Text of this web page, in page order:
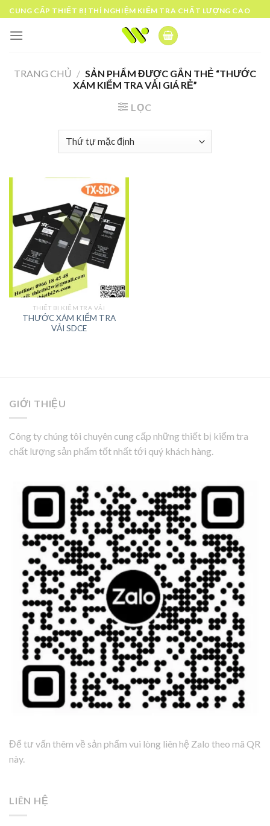
Skip
to
content
CUNG CẤP THIẾT BỊ THÍ NGHIỆM KIỂM TRA CHẤT LƯỢNG CAO
TRANG CHỦ / SẢN PHẨM ĐƯỢC GẮN THẺ “THƯỚC
XÁM KIỂM TRA VẢI GIÁ RẺ”
LỌC
THIẾT BỊ KIỂM TRA VẢI
THƯỚC XÁM KIỂM TRA
VẢI SDCE
GIỚI THIỆU
Công ty chúng tôi chuyên cung cấp những thiết bị kiểm tra
chất lượng sản phẩm tốt nhất tới quý khách hàng.
Để tư vấn thêm về sản phẩm vui lòng liên hệ Zalo theo mã QR
này.
LIÊN HỆ